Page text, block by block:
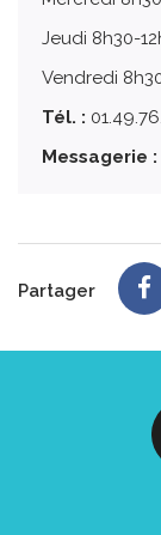
Jeudi 8h30-
Vendredi
Tél. :
Messagerie :
Partager